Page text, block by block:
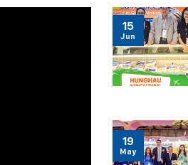
15
Jun
19
May